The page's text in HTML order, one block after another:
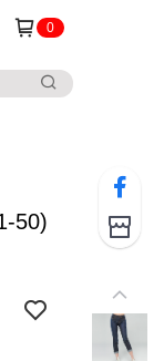
0
50)